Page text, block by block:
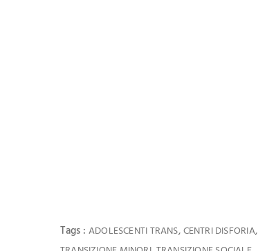
Tags : ADOLESCENTI TRANS,CENTRI DISFORIA,